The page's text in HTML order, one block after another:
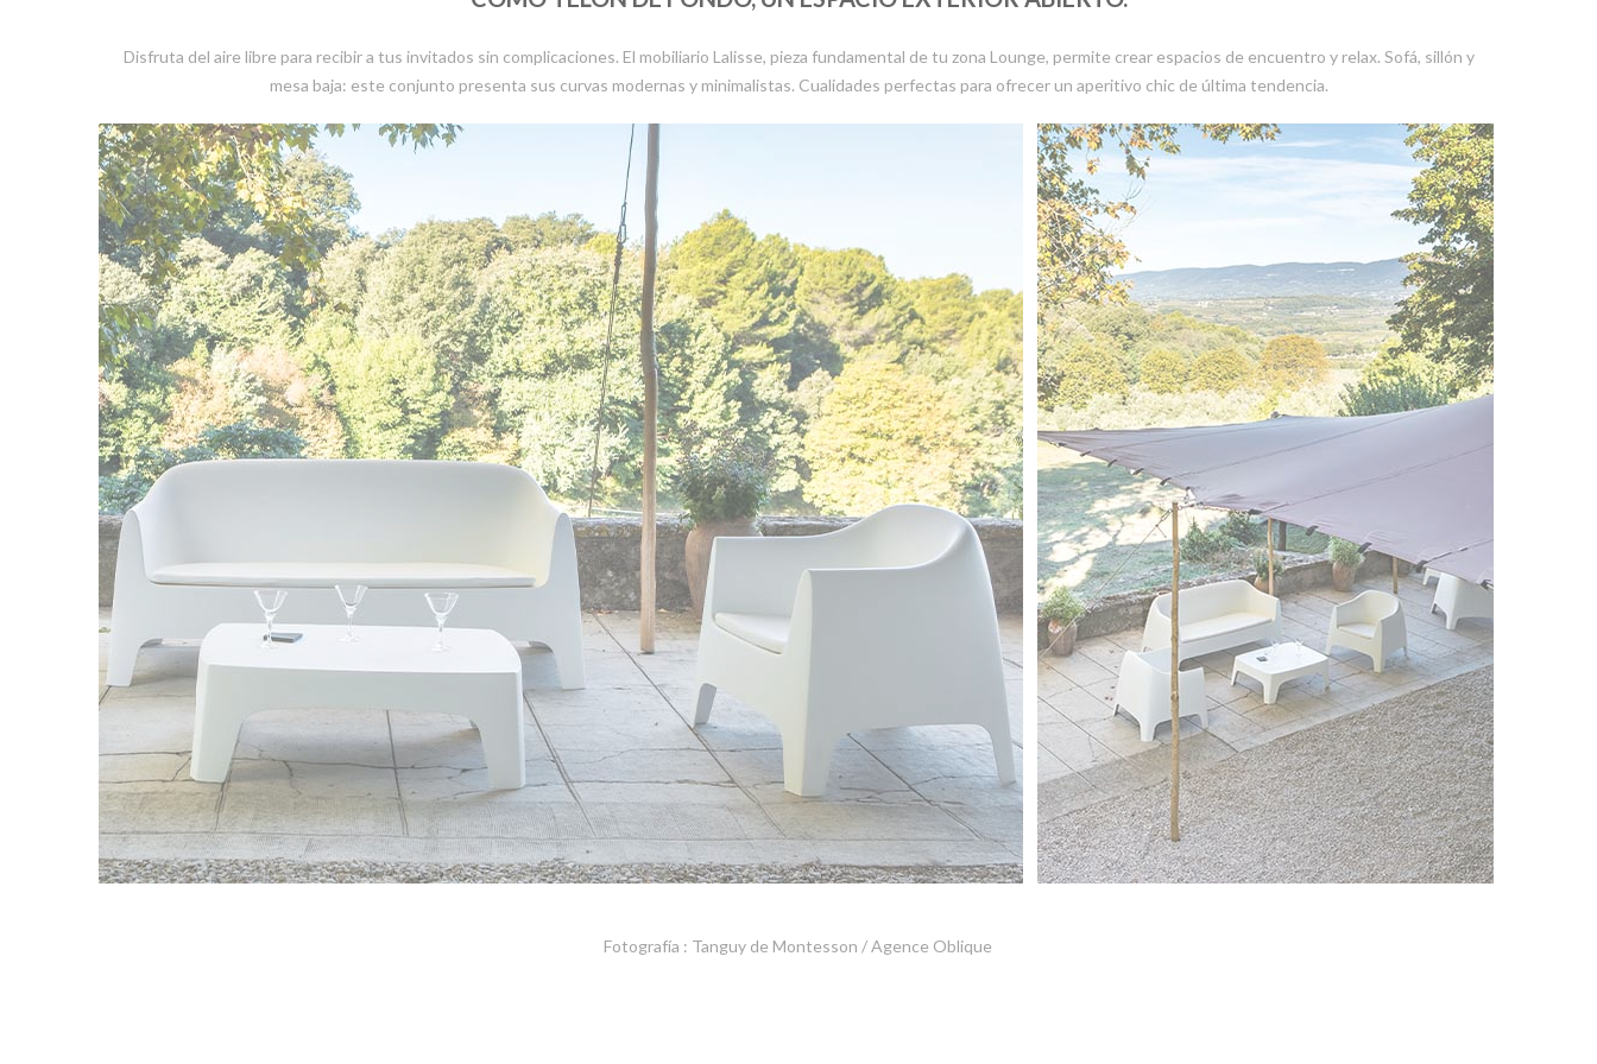
Disfruta del aire libre para recibir a tus invitados sin complicaciones. El mobiliario Lalisse, pieza fundamental de tu zona Lounge, permite crear espacios de encuentro y relax. Sofá, sillón y
mesa baja: este conjunto presenta sus curvas modernas y minimalistas. Cualidades perfectas para ofrecer un aperitivo chic de última tendencia.
Fotografía : Tanguy de Montesson / Agence Oblique